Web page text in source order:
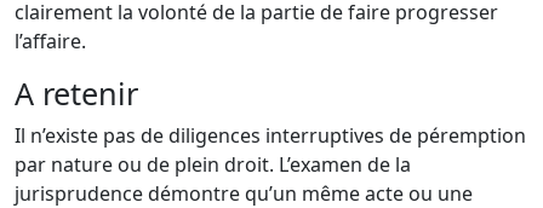
clairement la volonté de la partie de faire progresser
l’affaire.
A retenir
Il n’existe pas de diligences interruptives de péremption
par nature ou de plein droit. L’examen de la
jurisprudence démontre qu’un même acte ou une